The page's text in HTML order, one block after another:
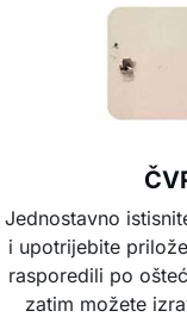
Jednostavno
i upotrijebite
rasporedili po
zatim možete